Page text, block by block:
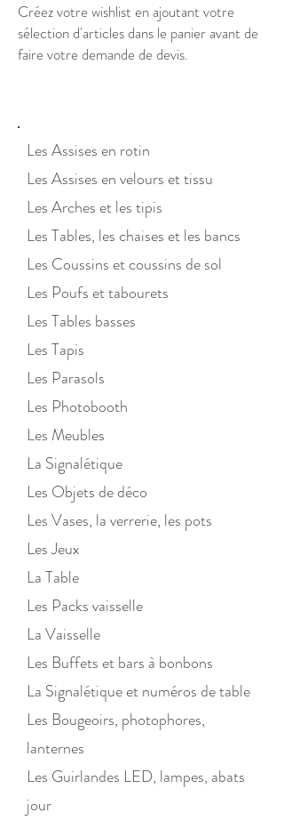
Créez votre wishlist en ajoutant votre
sélection d'articles dans le panier avant de
faire votre demande de devis.
Les Assises en rotin
Les Assises en velours et tissu
Les Arches et les tipis
Les Tables, les chaises et les bancs
Les Coussins et coussinsde sol
Les Poufs et tabourets
Les Tables basses
Les Tapis
Les Parasols
Les Photobooth
Les Meubles
La Signalétique
Les Objets de déco
Les Vases, la verrerie, les pots
Les Jeux
La Table
Les Packs vaisselle
La Vaisselle
Les Buffets et bars à bonbons
La Signalétique et numéros de table
Les Bougeoirs, photophores,
lanternes
Les Guirlandes LED, lampes, abats
jour